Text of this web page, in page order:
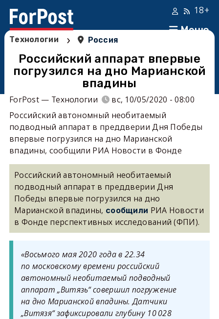
Меню
18+
Технологии › Россия
Российский аппарат впервые
погрузился на дно Марианской
впадины
ForPost — Технологии
вс, 10/05/2020 - 08:00
Российский автономный необитаемый
подводный аппарат в преддверии Дня Победы
впервые погрузился на дно Марианской
впадины, сообщили РИА Новости в Фонде
Российский автономный необитаемый
подводный аппарат в преддверии Дня
Победы впервые погрузился на дно
Марианской впадины, сообщили РИА Новости
в Фонде перспективных исследований (ФПИ).
«Восьмого мая 2020 года в 22.34
по московскому времени российский
автономный необитаемый подводный
аппарат „Витязь“ совершил погружение
на дно Марианской впадины. Датчики
„Витязя“ зафиксировали глубину 10 028